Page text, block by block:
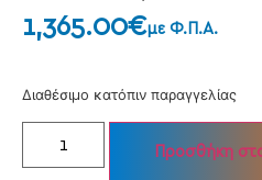
1,365.00€με Φ.Π.Α.
Διαθέσιμο κατόπιν παραγγελίας
Προσθήκη